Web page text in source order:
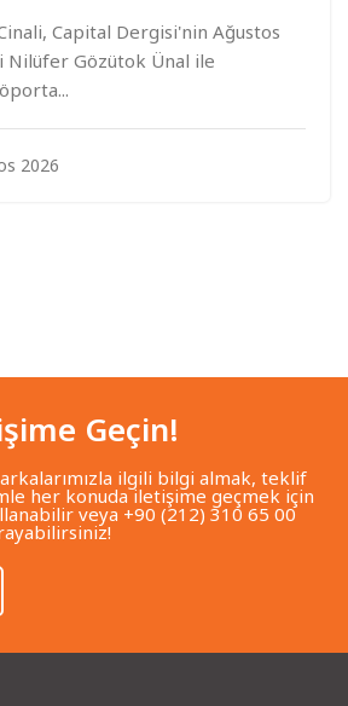
Capital Dergisi'nin Ağustos
Nilüfer Gözütok Ünal ile
2026
Geçin!
ilgili bilgi almak, teklif
her konuda iletişime geçmek için
veya +90 (212) 310 65 00